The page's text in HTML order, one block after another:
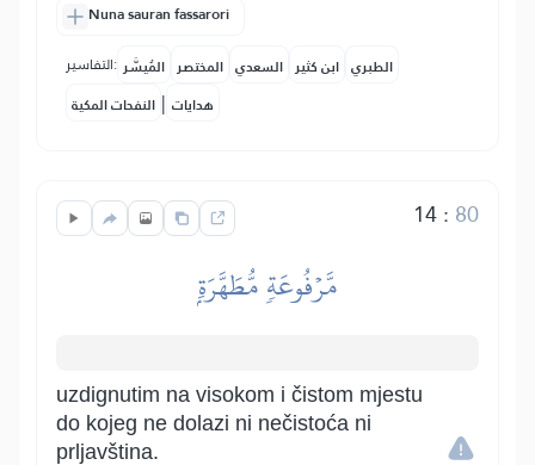
Nuna sauran fassarori
التفاسير: المُيسَّر المختصر السعدي ابن كثير الطبري
النفحات المكية | هدايات
14: 80
مَّرۡفُوعَةٖ مُّطَهَّرَةِۭ
uzdignutim na visokom i čistom mjestu
do kojeg ne dolazi ni nečistoća ni
prljavština.